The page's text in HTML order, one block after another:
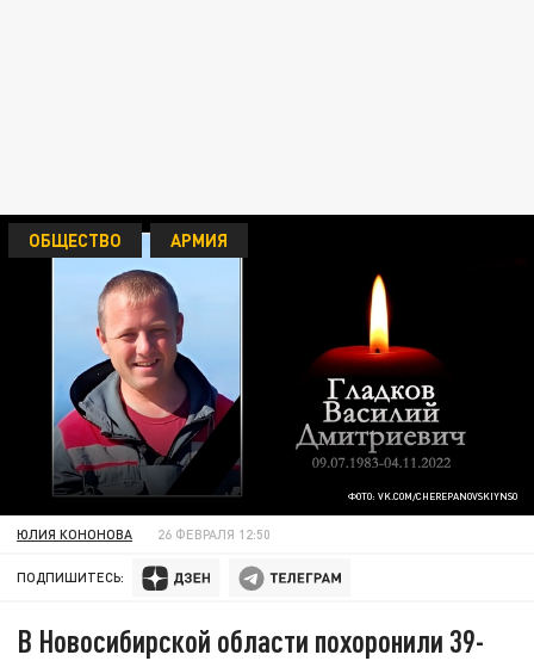
ФОТО: VK.COM/CHEREPANOVSKIYNSO
ОБЩЕСТВО АРМИЯ
ЮЛИЯ КОНОНОВА 26 ФЕВРАЛЯ 12:50
ПОДПИШИТЕСЬ:
В Новосибирской области похоронили 39-